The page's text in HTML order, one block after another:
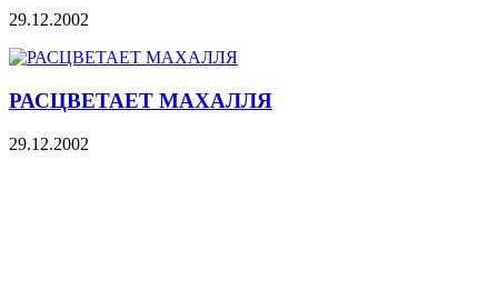
29.12.2002
РАСЦВЕТАЕТ МАХАЛЛЯ
29.12.2002